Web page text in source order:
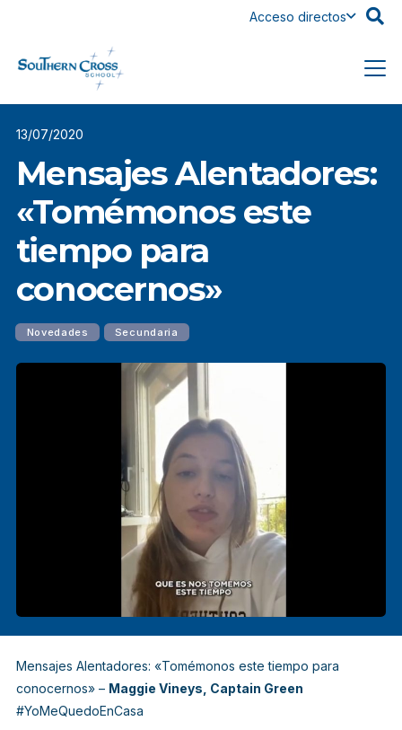
Acceso directos
13/07/2020
Mensajes Alentadores:
«Tomémonos este
tiempo para
conocernos»
Novedades Secundaria
Mensajes Alentadores: «Tomémonos este tiempo para
conocernos»– Maggie Vineys, Captain Green
#YoMeQuedoEnCasa